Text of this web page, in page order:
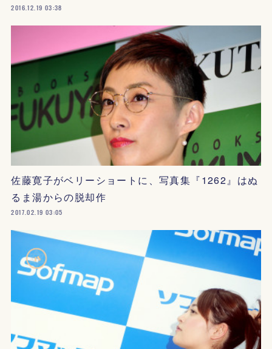
2016.12.19 03:38
佐藤寛子がベリーショートに、写真集『1262』はぬ
るま湯からの脱却作
2017.02.19 03:05